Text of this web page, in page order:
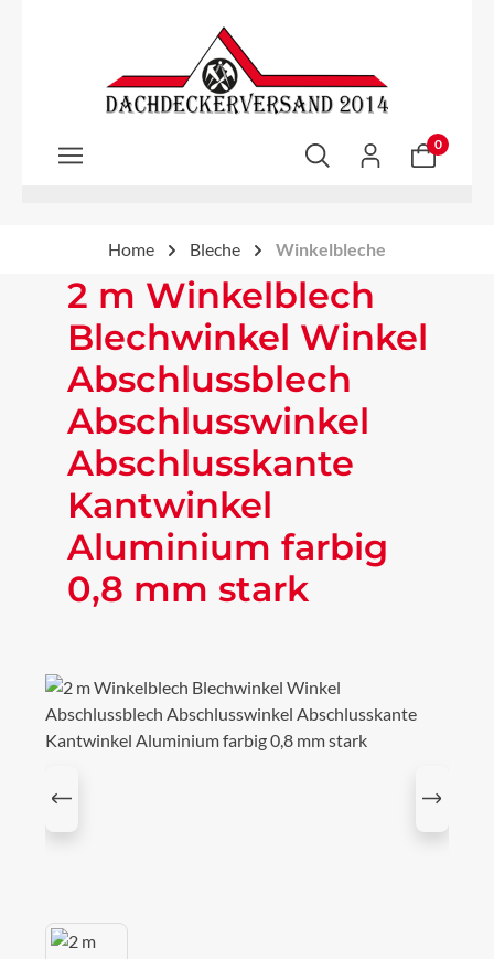
Zum Hauptinhalt springen
0
Home Bleche Winkelbleche
2 m Winkelblech
Blechwinkel Winkel
Abschlussblech
Abschlusswinkel
Abschlusskante
Kantwinkel
Aluminium farbig
0,8 mm stark
Bildergalerie überspringen